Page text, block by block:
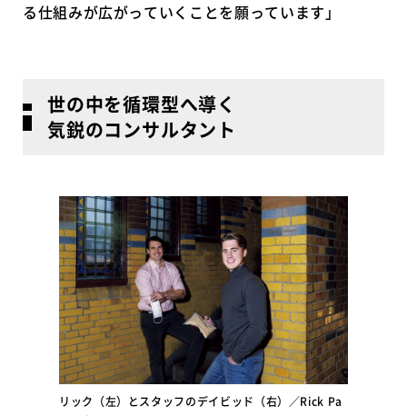
る仕組みが広がっていくことを願っています」
世の中を循環型へ導く
気鋭のコンサルタント
リック（左）とスタッフのデイビッド（右）／Rick Pa